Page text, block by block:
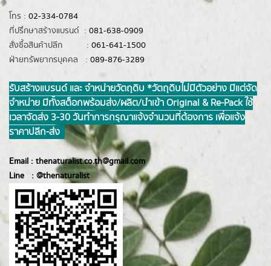
โทร : 02-334-0784
ที่ปรึกษาสร้างแบรนด์ : 081-638-0909
สั่งซื้อสินค้าปลีก : 061-641-1500
ฝ่ายทรัพยากรบุคคล : 089-876-3289
รับสร้างแบรนด์ และ จำหน่ายวัตถุดิบ *วัตถุดิบไม่มีตัวอย่าง มีแต่จัด
จำหน่าย มีทั้งสต็อกพร้อมส่ง/ผลิต/นำเข้า Original & Re-Pack ใช้
เวลาจัดส่ง 3-30 วันทำการ กรุณาแจ้งจำนวนที่ต้องการ เพื่อแจ้ง
ราคาปลีก-ส่ง
Email : thenaturalist.co.th@gmail.com
Line : @thenaturalist